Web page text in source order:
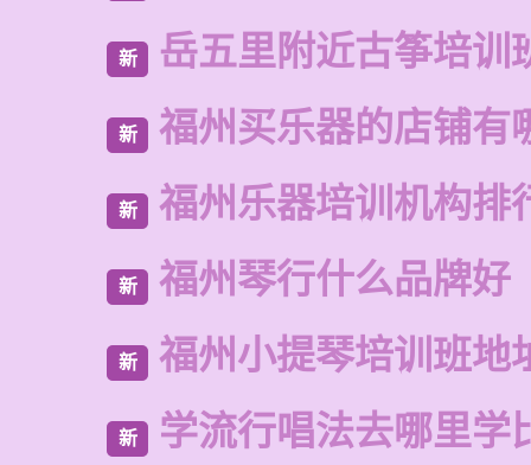
新 岳五里附近古筝培训
新 福州买乐器的店铺有
新 福州乐器培训机构排
新 福州琴行什么品牌好
新 福州小提琴培训班地
新 学流行唱法去哪里学